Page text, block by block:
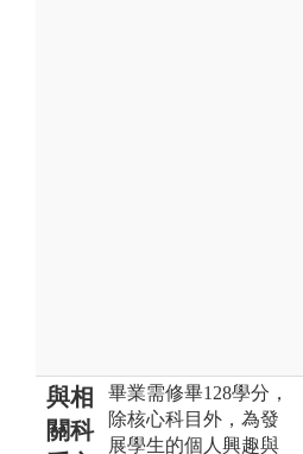
與相
關科
畢業需修畢128學分，
除核心科目外，為發
展學生的個人興趣與